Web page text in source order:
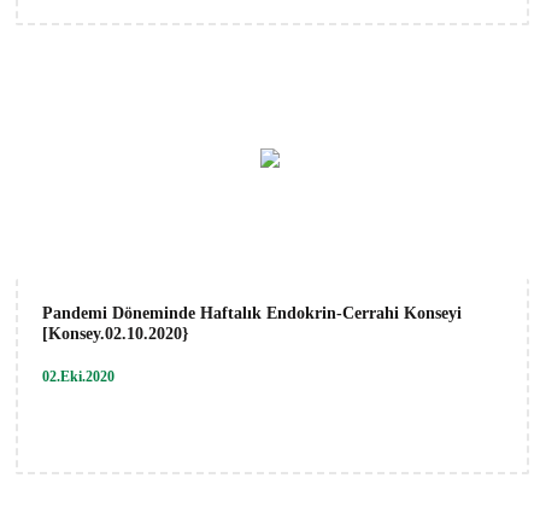
Pandemi Döneminde Haftalık Endokrin-Cerrahi Konseyi
[Konsey.02.10.2020}
02.Eki.2020